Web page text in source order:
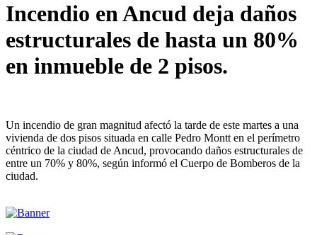
Incendio en Ancud deja daños
estructurales de hasta un 80%
en inmueble de 2 pisos.
Un incendio de gran magnitud afectó la tarde de este martes a una
vivienda de dos pisos situada en calle Pedro Montt en el perímetro
céntrico de la ciudad de Ancud, provocando daños estructurales de
entre un 70% y 80%, según informó el Cuerpo de Bomberos de la
ciudad.